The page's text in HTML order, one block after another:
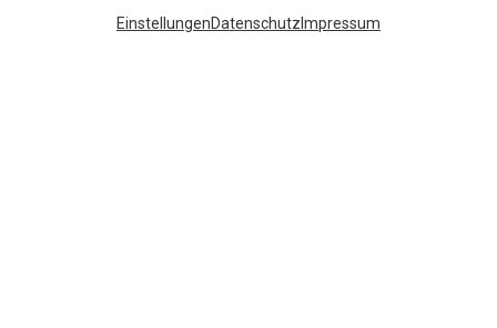
EinstellungenDatenschutz Impressum